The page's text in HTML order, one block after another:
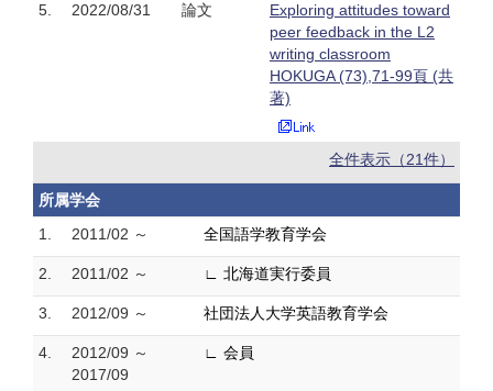
5. 2022/08/31 論文
Exploring attitudes toward
peer feedback in the L2
writing classroom
HOKUGA (73),71-99頁 (共
著)
全件表示（21件）
所属学会
1.
2011/02 ～ 全国語学教育学会
2. 2011/02 ～ ∟ 北海道実行委員
3. 2012/09 ～ 社団法人大学英語教育学会
4.
2012/09 ～
2017/09
∟ 会員